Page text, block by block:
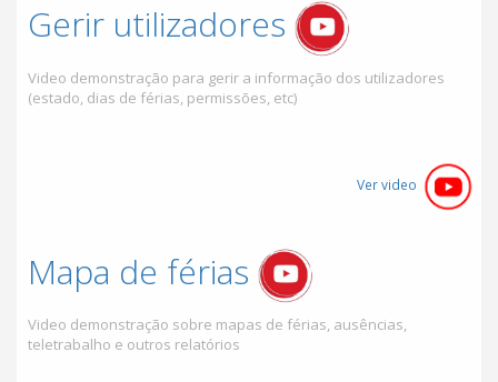
Gerir utilizadores
Video demonstração para gerir a informação dos utilizadores
(estado, dias de férias, permissões, etc)
Ver video
Mapa de férias
Video demonstração sobre mapas de férias, ausências,
teletrabalho e outros relatórios